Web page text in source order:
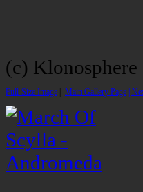
(c) Klonosphere
Full-Size Image Main Gallery Page |